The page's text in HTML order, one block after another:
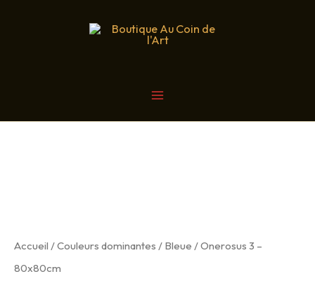
Accueil /Couleurs dominantes / Bleue / Onerosus 3 –
80x80cm